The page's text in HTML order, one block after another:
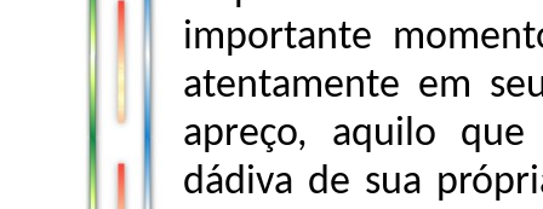
importante
atentamente em
apreço, aquilo
dádiva de sua